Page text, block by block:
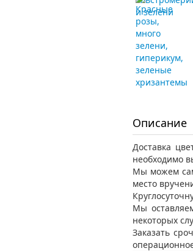
Описание
Доставка
необходимо
Мы можем
место
Мы
некоторых
Заказать